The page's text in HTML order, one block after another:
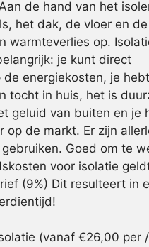
de hand van het
het dak, de vloer en
warmteverlies op.
je kunt direct
de energiekosten, je
tocht in huis, het is
geluid van buiten en je
op de markt. Er zijn
Goed om te
voor isolatie
(9%) Dit resulteert in
(vanaf €26,00 per